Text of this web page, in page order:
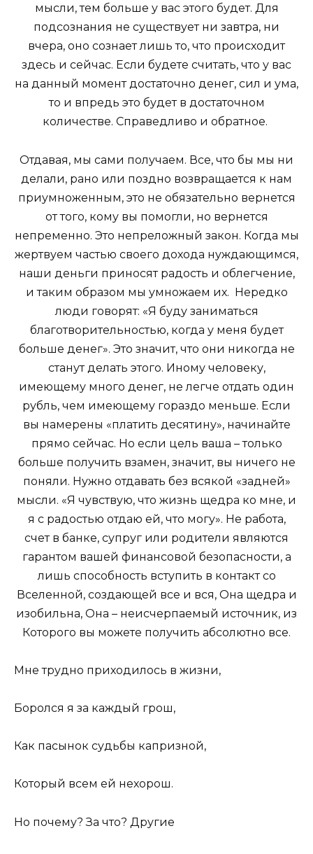
мысли, тем больше у вас этого будет. Для
подсознания не существует ни завтра, ни
вчера, оно сознает лишь то, что происходит
здесь и сейчас. Если будете считать, что у вас
на данный момент достаточно денег, сил и ума,
то и впредь это будет в достаточном
количестве. Справедливо и обратное.
Отдавая, мы сами получаем. Все, что бы мы ни
делали, рано или поздно возвращается к нам
приумноженным, это не обязательно вернется
от того, кому вы помогли, но вернется
непременно. Это непреложный закон. Когда мы
жертвуем частью своего дохода нуждающимся,
наши деньги приносят радость и облегчение,
и таким образом мы умножаем их. Нередко
люди говорят: «Я буду заниматься
благотворительностью, когда у меня будет
больше денег». Это значит, что они никогда не
станут делать этого. Иному человеку,
имеющему много денег, не легче отдать один
рубль, чем имеющему гораздо меньше. Если
вы намерены «платить десятину», начинайте
прямо сейчас. Но если цель ваша – только
больше получить взамен, значит, вы ничего не
поняли. Нужно отдавать без всякой «задней»
мысли. «Я чувствую, что жизнь щедра ко мне, и
я с радостью отдаю ей, что могу». Не работа,
счет в банке, супруг или родители являются
гарантом вашей финансовой безопасности, а
лишь способность вступить в контакт со
Вселенной, создающей все и вся, Она щедра и
изобильна, Она – неисчерпаемый источник, из
Которого вы можете получить абсолютно все.
Мне трудно приходилось в жизни,
Боролся я за каждый грош,
Как пасынок судьбы капризной,
Который всем ей нехорош.
Но почему? За что? Другие